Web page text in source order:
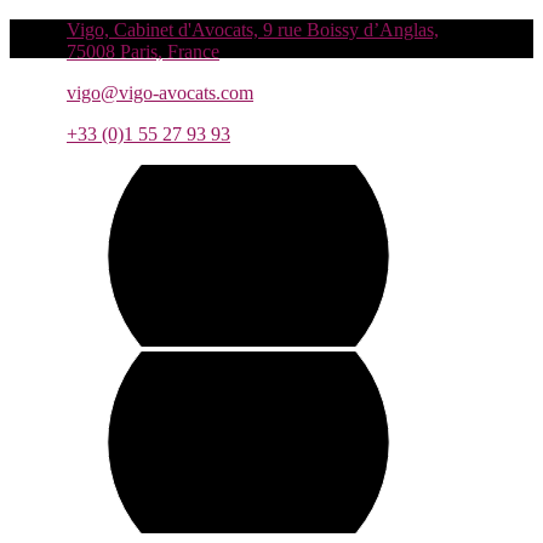
Vigo, Cabinet d'Avocats, 9 rue Boissy d’Anglas,
75008 Paris, France
vigo@vigo-avocats.com
+33 (0)1 55 27 93 93